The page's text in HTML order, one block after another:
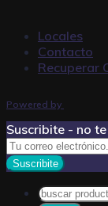
Locales
Contacto
Recuperar
Powered by
Suscribite - no
Búsqueda